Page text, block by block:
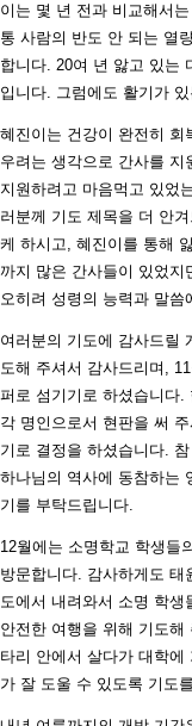
이는 몇 년 전과 비교해서
통 사람의 반도 안 되는 열
합니다. 20여 년 앓고 있는
입니다. 그럼에도 활기가
혜진이는 건강이 완전히
우려는 생각으로 간사를
지원하려고 마음먹고 있었
러분께 기도 제목을 더 안
케 하시고, 혜진이를 통해
까지 많은 간사들이 있었
오히려 성령의 능력과 말
여러분의 기도에 감사드릴
도해 주셔서 감사드리며,
퍼로 섬기기로 하셨습니다
각 명인으로서 현판을 써
기로 결정을 하셨습니다.
하나님의 역사에 동참하는
기를 부탁드립니다.
12월에는 소명학교 학생들
방문합니다. 감사하게도
도에서 내려와서 소명 학
안전한 여행을 위해 기도
타리 안에서 살다가 대학
가 잘 도울 수 있도록 기도